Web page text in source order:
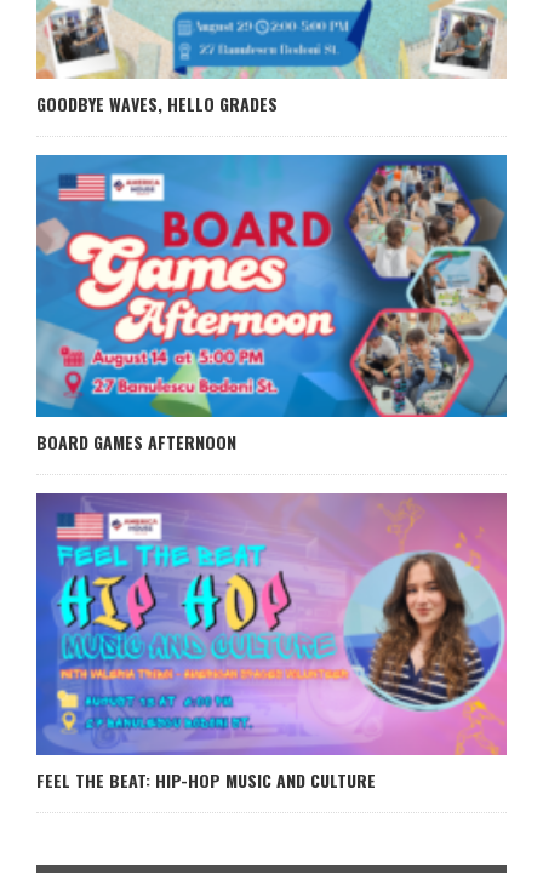
GOODBYE WAVES, HELLO GRADES
BOARD GAMES AFTERNOON
FEEL THE BEAT: HIP-HOP MUSIC AND CULTURE